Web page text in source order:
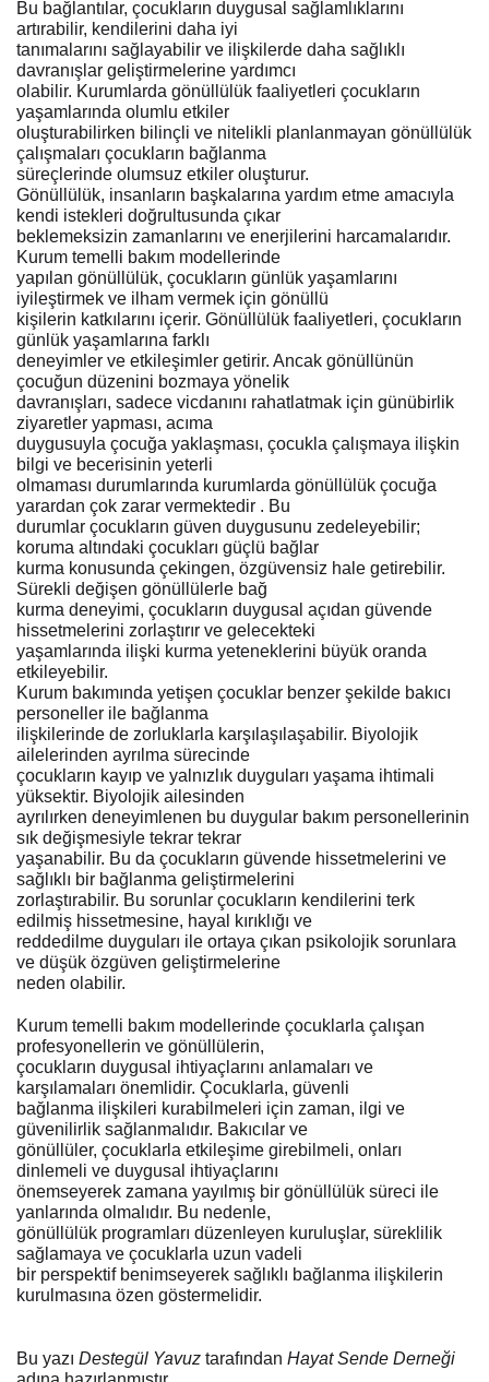
Bu bağlantılar, çocukların duygusal sağlamlıklarını
artırabilir, kendilerini daha iyi
tanımalarını sağlayabilir ve ilişkilerde daha sağlıklı
davranışlar geliştirmelerine yardımcı
olabilir. Kurumlarda gönüllülük faaliyetleri çocukların
yaşamlarında olumlu etkiler
oluşturabilirken bilinçli ve nitelikli planlanmayan gönüllülük
çalışmaları çocukların bağlanma
süreçlerinde olumsuz etkiler oluşturur.
Gönüllülük, insanların başkalarına yardım etme amacıyla
kendi istekleri doğrultusunda çıkar
beklemeksizin zamanlarını ve enerjilerini harcamalarıdır.
Kurum temelli bakım modellerinde
yapılan gönüllülük, çocukların günlük yaşamlarını
iyileştirmek ve ilham vermek için gönüllü
kişilerin katkılarını içerir. Gönüllülük faaliyetleri, çocukların
günlük yaşamlarına farklı
deneyimler ve etkileşimler getirir. Ancak gönüllünün
çocuğun düzenini bozmaya yönelik
davranışları, sadece vicdanını rahatlatmak için günübirlik
ziyaretler yapması, acıma
duygusuyla çocuğa yaklaşması, çocukla çalışmaya ilişkin
bilgi ve becerisinin yeterli
olmaması durumlarında kurumlarda gönüllülük çocuğa
yarardan çok zarar vermektedir . Bu
durumlar çocukların güven duygusunu zedeleyebilir;
koruma altındaki çocukları güçlü bağlar
kurma konusunda çekingen, özgüvensiz hale getirebilir.
Sürekli değişen gönüllülerle bağ
kurma deneyimi, çocukların duygusal açıdan güvende
hissetmelerini zorlaştırır ve gelecekteki
yaşamlarında ilişki kurma yeteneklerini büyük oranda
etkileyebilir.
Kurum bakımında yetişen çocuklar benzer şekilde bakıcı
personeller ile bağlanma
ilişkilerinde de zorluklarla karşılaşılaşabilir. Biyolojik
ailelerinden ayrılma sürecinde
çocukların kayıp ve yalnızlık duyguları yaşama ihtimali
yüksektir. Biyolojik ailesinden
ayrılırken deneyimlenen bu duygular bakım personellerinin
sık değişmesiyle tekrar tekrar
yaşanabilir. Bu da çocukların güvende hissetmelerini ve
sağlıklı bir bağlanma geliştirmelerini
zorlaştırabilir. Bu sorunlar çocukların kendilerini terk
edilmiş hissetmesine, hayal kırıklığı ve
reddedilme duyguları ile ortaya çıkan psikolojik sorunlara
ve düşük özgüven geliştirmelerine
neden olabilir.
Kurum temelli bakım modellerinde çocuklarla çalışan
profesyonellerin ve gönüllülerin,
çocukların duygusal ihtiyaçlarını anlamaları ve
karşılamaları önemlidir. Çocuklarla, güvenli
bağlanma ilişkileri kurabilmeleri için zaman, ilgi ve
güvenilirlik sağlanmalıdır. Bakıcılar ve
gönüllüler, çocuklarla etkileşime girebilmeli, onları
dinlemeli ve duygusal ihtiyaçlarını
önemseyerek zamana yayılmış bir gönüllülük süreci ile
yanlarında olmalıdır. Bu nedenle,
gönüllülük programları düzenleyen kuruluşlar, süreklilik
sağlamaya ve çocuklarla uzun vadeli
bir perspektif benimseyerek sağlıklı bağlanma ilişkilerin
kurulmasına özen göstermelidir.
Bu yazı Destegül Yavuz tarafından Hayat Sende Derneği